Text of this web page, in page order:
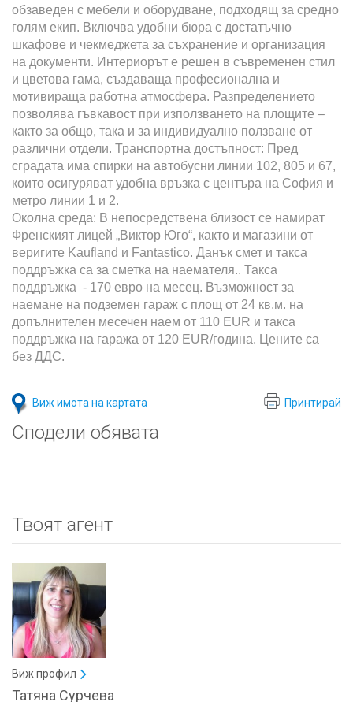
обзаведен с мебели и оборудване, подходящ за средно
голям екип. Включва удобни бюра с достатъчно
шкафове и чекмеджета за съхранение и организация
на документи. Интериорът е решен в съвременен стил
и цветова гама, създаваща професионална и
мотивираща работна атмосфера. Разпределението
позволява гъвкавост при използването на площите –
както за общо, така и за индивидуално ползване от
различни отдели. Транспортна достъпност: Пред
сградата има спирки на автобусни линии 102, 805 и 67,
които осигуряват удобна връзка с центъра на София и
метро линии 1 и 2.
Околна среда: В непосредствена близост се намират
Френският лицей „Виктор Юго“, както и магазини от
веригите Kaufland и Fantastico. Данък смет и такса
поддръжка са за сметка на наемателя.. Такса
поддръжка - 170 евро на месец. Възможност за
наемане на подземен гараж с площ от 24 кв.м. на
допълнителен месечен наем от 110 EUR и такса
поддръжка на гаража от 120 EUR/година. Цените са
без ДДС.
Виж имота на картата Принтирай
Сподели обявата
Твоят агент
Виж профил
Татяна Сурчева